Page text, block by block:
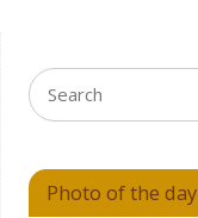
Photo of the day